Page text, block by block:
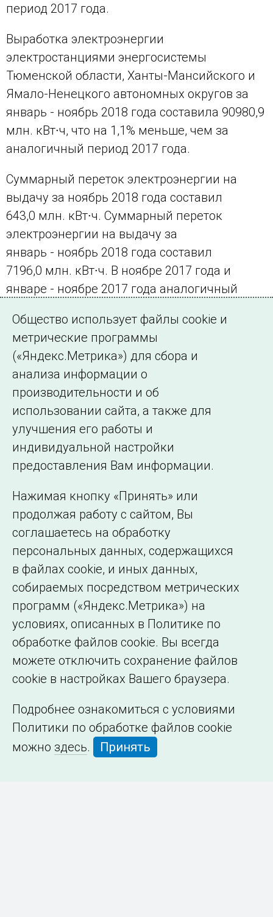
период 2017 года.
Выработка электроэнергии
электростанциями энергосистемы
Тюменской области, Ханты-Мансийского и
Ямало-Ненецкого автономных округов за
январь - ноябрь 2018 года составила 90980,9
млн. кВт∙ч, что на 1,1% меньше, чем за
аналогичный период 2017 года.
Суммарный переток электроэнергии на
выдачу за ноябрь 2018 года составил
643,0 млн. кВт∙ч. Суммарный переток
электроэнергии на выдачу за
январь - ноябрь 2018 года составил
7196,0 млн. кВт∙ч. В ноябре 2017 года и
январе - ноябре 2017 года аналогичный
6269,2 млн. кВт∙ч соответственно.
← Все публикации
Подписаться на новости
©2005–2026 АО «СО ЕЭС»
Филиалы и
представительства
образовательной
организации
Общество использует файлы cookie и
метрические программы
(«Яндекс.Метрика») для сбора и
анализа информации о
производительности и об
использовании сайта, а также для
улучшения его работы и
индивидуальной настройки
предоставления Вам информации.
Нажимая кнопку «Принять» или
продолжая работу с сайтом, Вы
соглашаетесь на обработку
персональных данных, содержащихся
в файлах cookie, и иных данных,
собираемых посредством метрических
программ («Яндекс.Метрика») на
условиях, описанных в Политике по
обработке файлов cookie. Вы всегда
можете отключить сохранение файлов
cookie в настройках Вашего браузера.
Подробнее ознакомиться с условиями
Политики по обработке файлов cookie
можно здесь. Принять